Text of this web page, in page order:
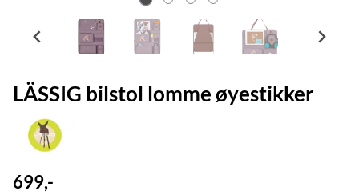
LÄSSIG bilstol lomme øyestikker
699,-